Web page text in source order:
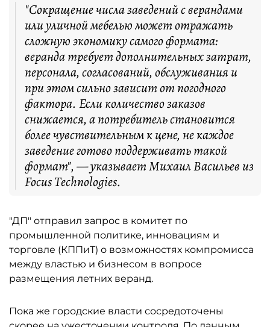
"Сокращение числа заведений с верандами
или уличной мебелью может отражать
сложную экономику самого формата:
веранда требует дополнительных затрат,
персонала, согласований, обслуживания и
при этом сильно зависит от погодного
фактора. Если количество заказов
снижается, а потребитель становится
более чувствительным к цене, не каждое
заведение готово поддерживать такой
формат", — указывает Михаил Васильев из
Focus Technologies.
"ДП" отправил запрос в комитет по
промышленной политике, инновациям и
торговле (КППиТ) о возможностях компромисса
между властью и бизнесом в вопросе
размещения летних веранд.
Пока же городские власти сосредоточены